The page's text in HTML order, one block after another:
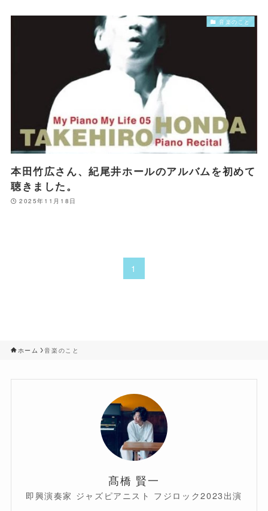
音楽のこと
本田竹広さん、紀尾井ホールのアルバムを初めて
聴きました。
2025年11月18日
1
ホーム 音楽のこと
髙橋 賢一
即興演奏家 ジャズピアニスト フジロック2023出演